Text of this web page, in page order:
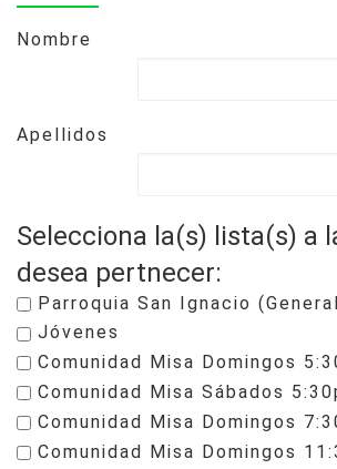
Nombre
Apellidos
Selecciona la(s) lista(s) a
desea pertnecer:
Parroquia San Ignacio
Jóvenes
Comunidad Misa Domingos
Comunidad Misa Sábados
Comunidad Misa Domingos
Comunidad Misa Domingos